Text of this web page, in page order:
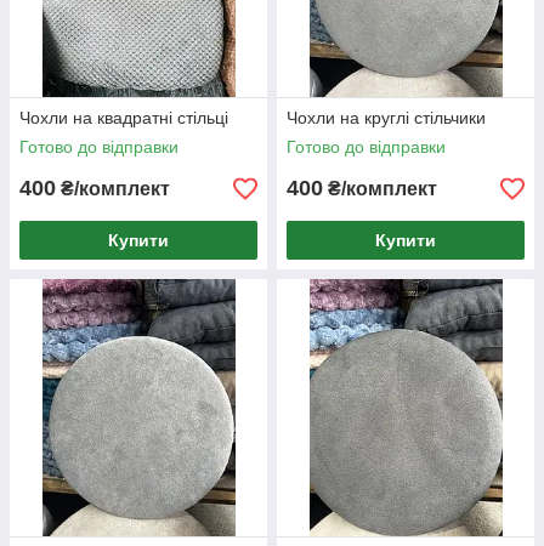
Чохли на квадратні стільці
Готово до відправки
400 ₴/комплект
Купити
Чохли на круглі стільчики
Готово до відправки
400 ₴/комплект
Купити